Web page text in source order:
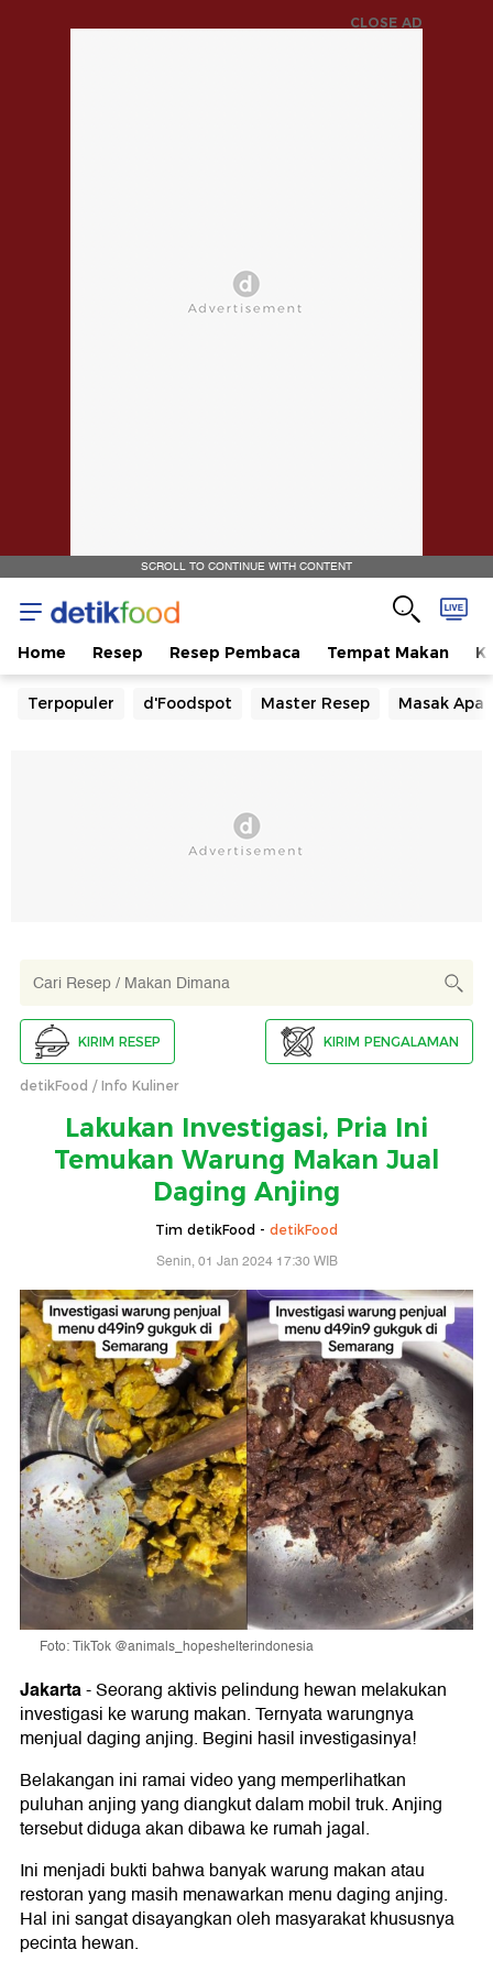
CLOSE AD
SCROLL TO CONTINUE WITH CONTENT
Home Resep Resep Pembaca Tempat Makan
Terpopuler d'Foodspot Master Resep Masak Apa
KIRIM RESEP KIRIM PENGALAMAN
detikFood Info Kuliner
Lakukan Investigasi, Pria Ini
Temukan Warung Makan Jual
Daging Anjing
Tim detikFood - detikFood
Senin, 01 Jan 2024 17:30 WIB
Foto: TikTok @animals_hopeshelterindonesia
Jakarta-Seorang aktivis pelindung hewan melakukan
investigasi ke warung makan. Ternyata warungnya
menjual daging anjing. Begini hasil investigasinya!
Belakangan ini ramai video yang memperlihatkan
puluhan anjing yang diangkut dalam mobil truk. Anjing
tersebut diduga akan dibawa ke rumah jagal.
Ini menjadi bukti bahwa banyak warung makan atau
restoran yang masih menawarkan menu daging anjing.
Hal ini sangat disayangkan oleh masyarakat khususnya
pecinta hewan.